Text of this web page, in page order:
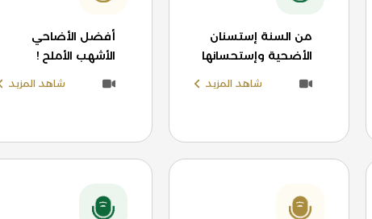
من السنة إستسنان
الأضحية وإستحسانها
شاهد المزيد
أفضل الأضاحي
الأشهب الأملح !
شاهد المزيد